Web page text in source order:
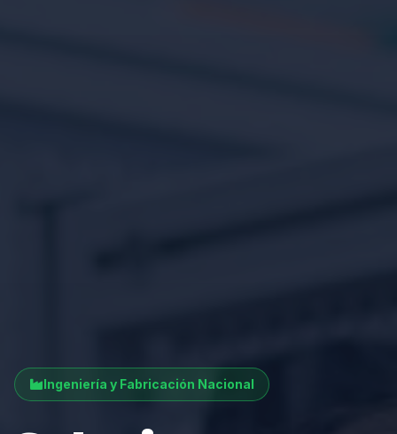
Ingeniería y Fabricación Nacional